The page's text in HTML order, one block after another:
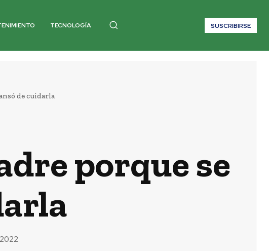
TECNOLOGÍA SUSCRIBIRSE
de cuidarla
porque se